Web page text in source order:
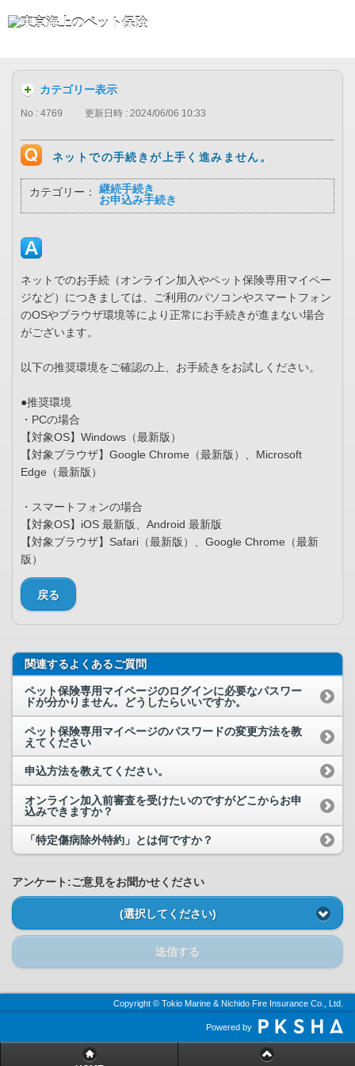
カテゴリー表示
No : 4769 更新日時 : 2024/06/06 10:33
ネットでの手続きが上手く進みません。
カテゴリー：
継続手続き
お申込み手続き
ネットでのお手続（オンライン加入やペット保険専用マイペー
ジなど）につきましては、ご利用のパソコンやスマートフォン
のOSやブラウザ環境等により正常にお手続きが進まない場合
がございます。
以下の推奨環境をご確認の上、お手続きをお試しください。
●推奨環境
・PCの場合
【対象OS】Windows（最新版）
【対象ブラウザ】Google Chrome（最新版）、Microsoft
Edge（最新版）
・スマートフォンの場合
【対象OS】iOS 最新版、Android 最新版
【対象ブラウザ】Safari（最新版）、Google Chrome（最新
版）
戻る
関連するよくあるご質問
ペット保険専用マイページのログインに必要なパスワー
ドが分かりません。どうしたらいいですか。
ペット保険専用マイページのパスワードの変更方法を教
えてください
申込方法を教えてください。
オンライン加入前審査を受けたいのですがどこからお申
込みできますか？
「特定傷病除外特約」とは何ですか？
アンケート:ご意見をお聞かせください
(選択してください)
送信する
Copyright © Tokio Marine & Nichido Fire Insurance Co., Ltd.
Powered by